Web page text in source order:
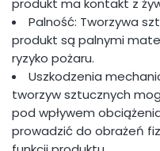
Palność: Tworzywa
produkt są palnymi
ryzyko pożaru.
Uszkodzenia
tworzyw sztucznych
pod wpływem
prowadzić do obrażeń